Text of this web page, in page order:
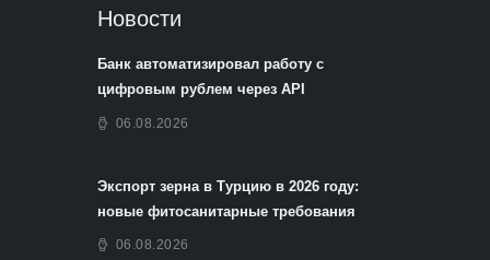
Новости
Банк автоматизировал работу с
цифровым рублем через API
06.08.2026
Экспорт зерна в Турцию в 2026 году:
новые фитосанитарные требования
06.08.2026